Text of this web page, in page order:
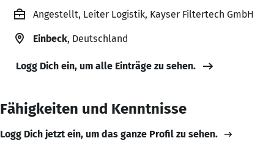
Angestellt, Leiter Logistik, Kayser Filtertech GmbH
Einbeck, Deutschland
Logg Dich ein, um alle Einträge zu sehen.
Fähigkeiten und Kenntnisse
Logg Dich jetzt ein, um das ganze Profil zu sehen.